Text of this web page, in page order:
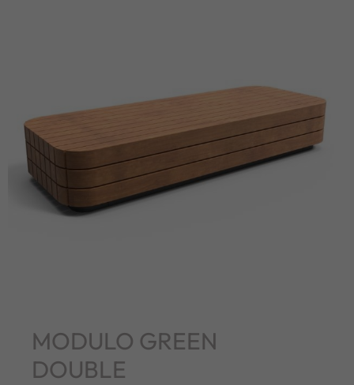
MODULO GREEN
DOUBLE